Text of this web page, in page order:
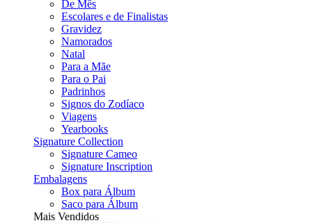
De Mês
Escolares e de Finalistas
Gravidez
Namorados
Natal
Para a Mãe
Para o Pai
Padrinhos
Signos do Zodíaco
Viagens
Yearbooks
Signature Collection
Signature Cameo
Signature Inscription
Embalagens
Box para Álbum
Saco para Álbum
Mais Vendidos